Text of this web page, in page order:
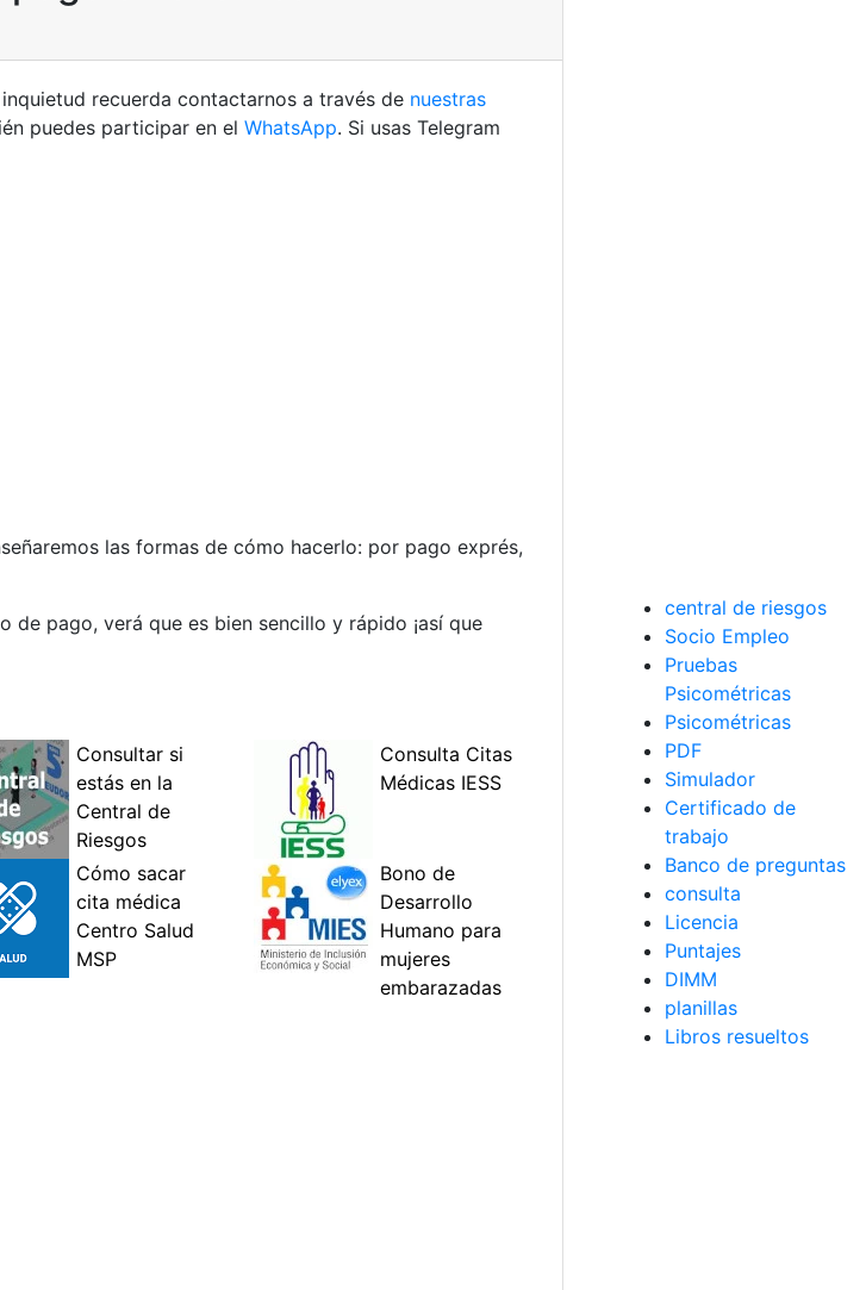
recuerda contactarnos a través de nuestras
puedes participar en el WhatsApp. Si usas Telegram
las formas de cómo hacerlo: por pago exprés,
pago, verá que es bien sencillo y rápido ¡así que
central de riesgos
Socio Empleo
Pruebas
Psicométricas
Psicométricas
PDF
Simulador
Certificado de
trabajo
Banco de preguntas
consulta
Licencia
Puntajes
DIMM
planillas
Libros resueltos